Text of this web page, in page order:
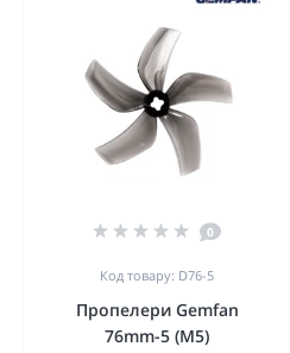
0
Код товару: D76-5
Пропелери Gemfan
76mm-5 (M5)